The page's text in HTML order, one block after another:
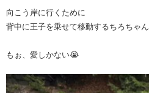
向こう岸に行くために
背中に王子を乗せて移動するちろちゃん
もぉ、愛しかない😭